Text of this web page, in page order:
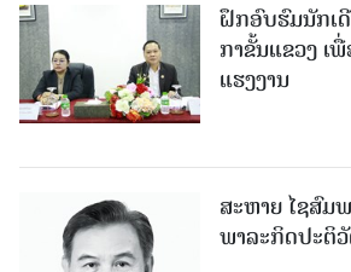
ຝຶກອົບຮົມນັກເ
ກາຂັ້ນແຂວງ ເ
ແຮງງານ
ສະຫາຍ ໄຊສົ
ພາລະກິດປະຕິ